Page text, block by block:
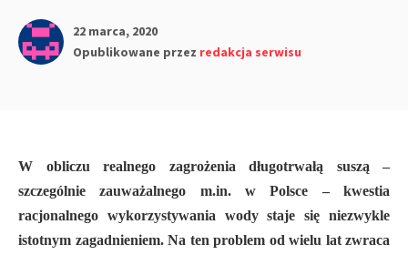
22 marca, 2020
Opublikowane przez redakcja serwisu
W obliczu realnego zagrożenia długotrwałą suszą –
szczególnie zauważalnego m.in. w Polsce – kwestia
racjonalnego wykorzystywania wody staje się niezwykle
istotnym zagadnieniem. Na ten problem od wielu lat zwraca